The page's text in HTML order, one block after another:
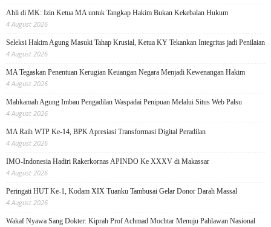
Ahli di MK: Izin Ketua MA untuk Tangkap Hakim Bukan Kekebalan Hukum
4 August 2026
Seleksi Hakim Agung Masuki Tahap Krusial, Ketua KY Tekankan Integritas jadi Penilaian
4 August 2026
MA Tegaskan Penentuan Kerugian Keuangan Negara Menjadi Kewenangan Hakim
4 August 2026
Mahkamah Agung Imbau Pengadilan Waspadai Penipuan Melalui Situs Web Palsu
4 August 2026
MA Raih WTP Ke-14, BPK Apresiasi Transformasi Digital Peradilan
4 August 2026
IMO-Indonesia Hadiri Rakerkornas APINDO Ke XXXV di Makassar
4 August 2026
Peringati HUT Ke-1, Kodam XIX Tuanku Tambusai Gelar Donor Darah Massal
4 August 2026
Wakaf Nyawa Sang Dokter: Kiprah Prof Achmad Mochtar Menuju Pahlawan Nasional